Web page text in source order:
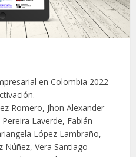
en Colombia 2022-
Romero, Jhon Alexander
Laverde, Fabián
López Lambraño,
Núñez, Vera Santiago